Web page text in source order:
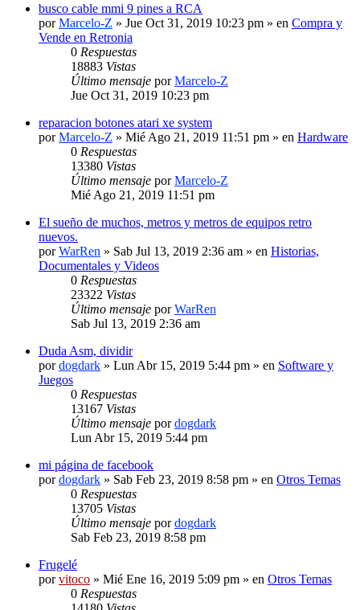
busco cable mmi 9 pines a RCA
porMarcelo-Z » Jue Oct 31, 2019 10:23 pm » en Compra y
Vende en Retronia
0 Respuestas
18883 Vistas
Último mensaje porMarcelo-Z
Jue Oct 31, 2019 10:23 pm
reparacion botones atari xe system
porMarcelo-Z » Mié Ago 21, 2019 11:51 pm » en Hardware
0 Respuestas
13380 Vistas
Último mensaje porMarcelo-Z
Mié Ago 21, 2019 11:51 pm
El sueño de muchos, metros y metros de equipos retro
nuevos.
porWarRen » Sab Jul 13, 2019 2:36 am » en Historias,
Documentales y Videos
0 Respuestas
23322 Vistas
Último mensaje porWarRen
Sab Jul 13, 2019 2:36 am
Duda Asm, dividir
pordogdark » Lun Abr 15, 2019 5:44 pm » en Software y
Juegos
0 Respuestas
13167 Vistas
Último mensaje pordogdark
Lun Abr 15, 2019 5:44 pm
mi página de facebook
pordogdark » Sab Feb 23, 2019 8:58 pm » en Otros Temas
0 Respuestas
13705 Vistas
Último mensaje pordogdark
Sab Feb 23, 2019 8:58 pm
Frugelé
porvitoco » Mié Ene 16, 2019 5:09 pm » en Otros Temas
0 Respuestas